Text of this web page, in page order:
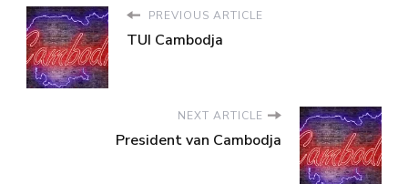
PREVIOUS ARTICLE
TUI Cambodja
NEXT ARTICLE
President van Cambodja